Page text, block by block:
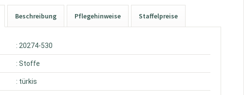
Beschreibung Pflegehinweise Staffelpreise
: 20274-530
: Stoffe
: türkis